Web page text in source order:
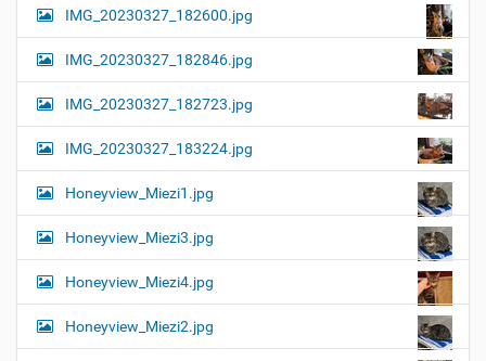
IMG_20230327_182600.jpg
IMG_20230327_182846.jpg
IMG_20230327_182723.jpg
IMG_20230327_183224.jpg
Honeyview_Miezi1.jpg
Honeyview_Miezi3.jpg
Honeyview_Miezi4.jpg
Honeyview_Miezi2.jpg